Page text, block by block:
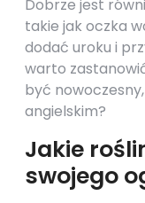
Dobrze jest
takie jak oczka
dodać uroku i
warto
być
angielskim?
Jakie
swojego